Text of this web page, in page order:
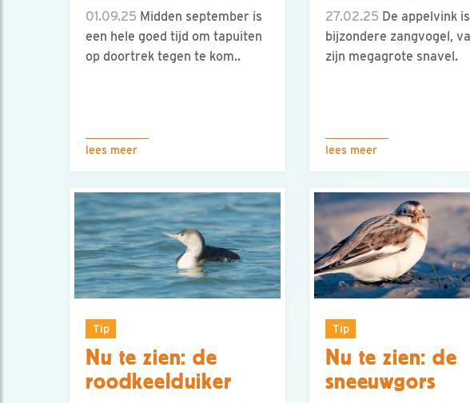
01.09.25 Midden september is
een hele goed tijd om tapuiten
op doortrek tegen te kom..
lees meer
27.02.25 De appelvink
bijzondere zangvogel,
zijn megagrote snavel.
lees meer
Tip
Nu te zien: de
roodkeelduiker
Tip
Nu te zien: de
sneeuwgors